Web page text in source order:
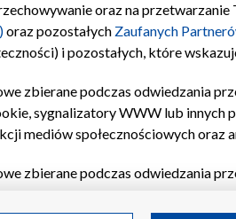
oraz na przetwarzanie
oraz pozostałych Zaufanych
i pozostałych, które
zbierane podczas odwiedzania
sygnalizatory WWW lub innych
mediów społecznościowych oraz
zbierane podczas odwiedzania
realizacji następujących celów i